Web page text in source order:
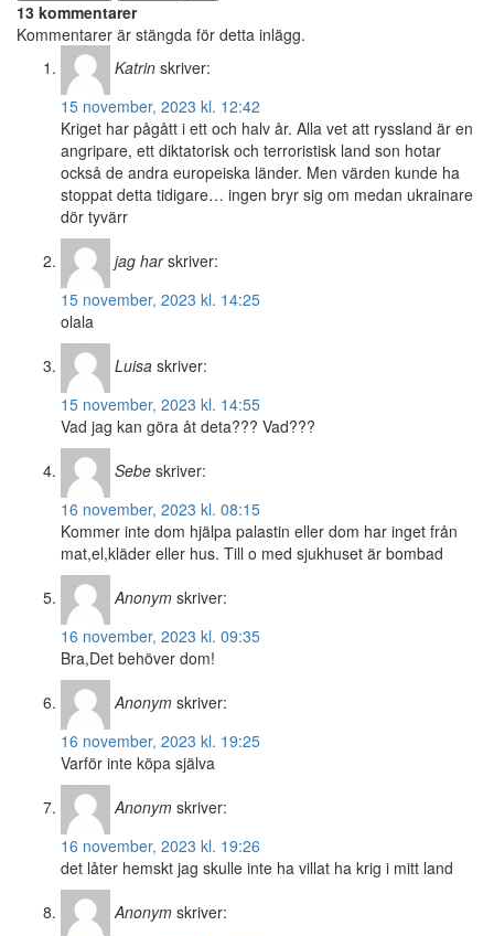
13 kommentarer
Kommentarer är stängda för detta inlägg.
Katrin skriver:
15 november, 2023 kl. 12:42
Kriget har pågått i ett och halv år. Alla vet att ryssland är en
angripare, ett diktatorisk och terroristisk land son hotar
också de andra europeiska länder. Men värden kunde ha
stoppat detta tidigare… ingen bryr sig om medan ukrainare
dör tyvärr
jag har skriver:
15 november, 2023 kl. 14:25
olala
Luisa skriver:
15 november, 2023 kl. 14:55
Vad jag kan göra åt deta??? Vad???
Sebe skriver:
16 november, 2023 kl. 08:15
Kommer inte dom hjälpa palastin eller dom har inget från
mat,el,kläder eller hus. Till o med sjukhuset är bombad
Anonym skriver:
16 november, 2023 kl. 09:35
Bra,Det behöver dom!
Anonym skriver:
16 november, 2023 kl. 19:25
Varför inte köpa själva
Anonym skriver:
16 november, 2023 kl. 19:26
det låter hemskt jag skulle inte ha villat ha krig i mitt land
Anonym skriver: